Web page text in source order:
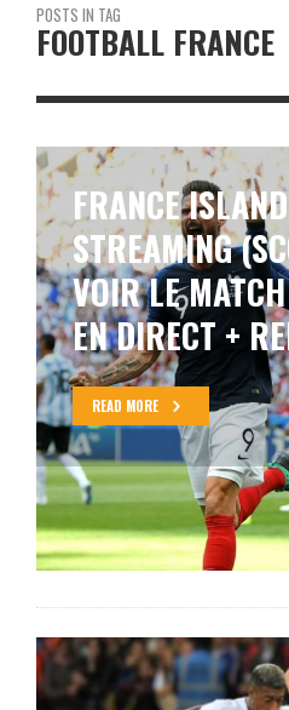
POSTS IN TAG
FOOTBALL FRANCE
MONDIAL
FINALE
AVEC LE
LE REPLAY DES
READ MORE